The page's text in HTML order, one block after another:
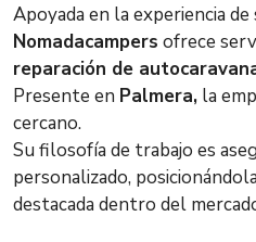
Apoyada en la experiencia de
Nomadacampers ofrece
reparación de
Presente en Palmera, la
cercano.
Su filosofía de trabajo es
personalizado,
destacada dentro del